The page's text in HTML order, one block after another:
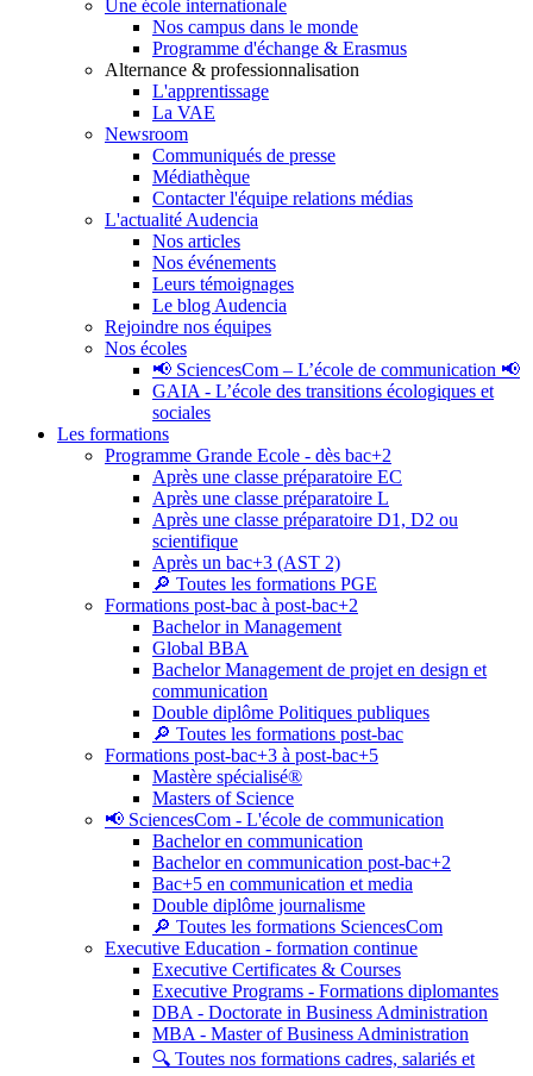
Une école internationale
Nos campus dans le monde
Programme d'échange & Erasmus
Alternance & professionnalisation
L'apprentissage
La VAE
Newsroom
Communiqués de presse
Médiathèque
Contacter l'équipe relations médias
L'actualité Audencia
Nos articles
Nos événements
Leurs témoignages
Le blog Audencia
Rejoindre nos équipes
Nos écoles
📢 SciencesCom – L’école de communication 📢
GAIA - L’école des transitions écologiques et
sociales
Les formations
Programme Grande Ecole - dès bac+2
Après une classe préparatoire EC
Après une classe préparatoire L
Après une classe préparatoire D1, D2 ou
scientifique
Après un bac+3 (AST 2)
🔎 Toutes les formations PGE
Formations post-bac à post-bac+2
Bachelor in Management
Global BBA
Bachelor Management de projet en design et
communication
Double diplôme Politiques publiques
🔎 Toutes les formations post-bac
Formations post-bac+3 à post-bac+5
Mastère spécialisé®
Masters of Science
📢 SciencesCom - L'école de communication
Bachelor en communication
Bachelor en communication post-bac+2
Bac+5 en communication et media
Double diplôme journalisme
🔎 Toutes les formations SciencesCom
Executive Education - formation continue
Executive Certificates & Courses
Executive Programs - Formations diplomantes
DBA - Doctorate in Business Administration
MBA - Master of Business Administration
🔍 Toutes nos formations cadres, salariés et